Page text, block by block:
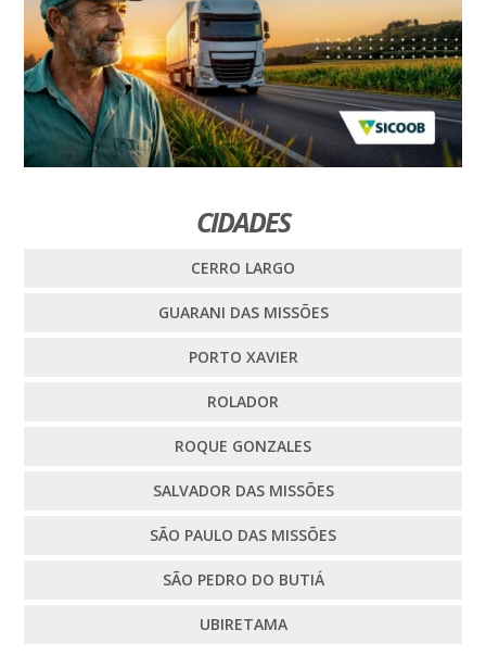
CIDADES
CERRO LARGO
GUARANI DAS MISSÕES
PORTO XAVIER
ROLADOR
ROQUE GONZALES
SALVADOR DAS MISSÕES
SÃO PAULO DAS MISSÕES
SÃO PEDRO DO BUTIÁ
UBIRETAMA